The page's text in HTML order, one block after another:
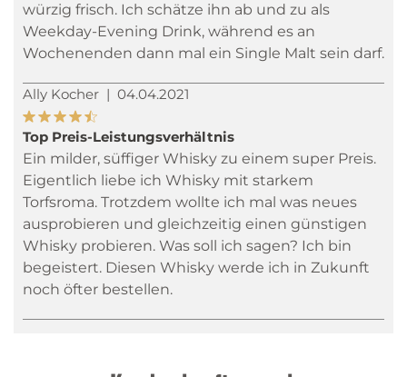
würzig frisch. Ich schätze ihn ab und zu als
Weekday-Evening Drink, während es an
Wochenenden dann mal ein Single Malt sein darf.
Ally Kocher | 04.04.2021
Top Preis-Leistungsverhältnis
Ein milder, süffiger Whisky zu einem super Preis.
Eigentlich liebe ich Whisky mit starkem
Torfsroma. Trotzdem wollte ich mal was neues
ausprobieren und gleichzeitig einen günstigen
Whisky probieren. Was soll ich sagen? Ich bin
begeistert. Diesen Whisky werde ich in Zukunft
noch öfter bestellen.